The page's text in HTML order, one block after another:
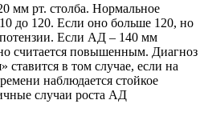
мм рт. столба. Нормальное
до 120. Если оно больше 120, но
Если АД – 140 мм
считается повышенным. Диагноз
ставится в том случае, если на
наблюдается стойкое
случаи роста АД